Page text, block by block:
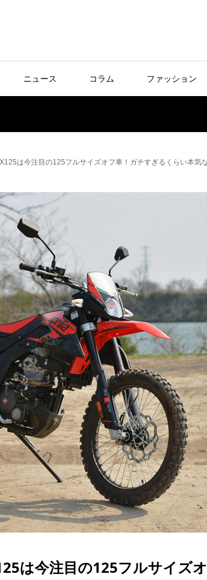
ニュース コラム ファッション
は今注目の125フルサイズオフ車！ガチすぎるくらい本気
は今注目の125フルサイズ